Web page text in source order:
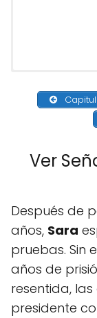
Ver
Después de
años, Sara
pruebas. Sin
años de
resentida,
presidente